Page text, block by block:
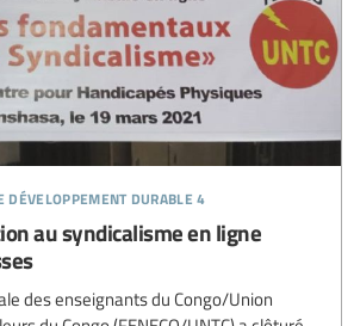
durable 4
au syndicalisme en ligne
des enseignants du Congo/Union